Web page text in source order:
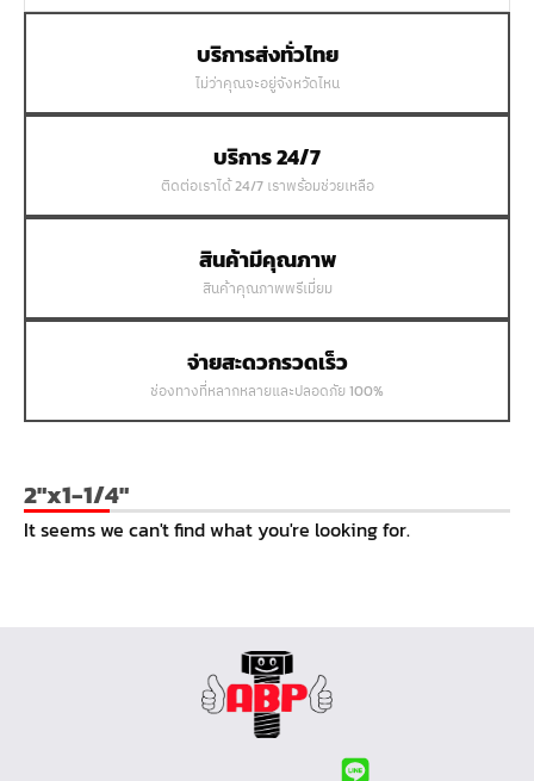
บริการส่งทั่วไทย
ไม่ว่าคุณจะอยู่จังหวัดไหน
บริการ 24/7
ติดต่อเราได้ 24/7 เราพร้อมช่วยเหลือ
สินค้ามีคุณภาพ
สินค้าคุณภาพพรีเมี่ยม
จ่ายสะดวกรวดเร็ว
ช่องทางที่หลากหลายและปลอดภัย 100%
2"x1-1/4"
It seems we can't find what you're looking for.